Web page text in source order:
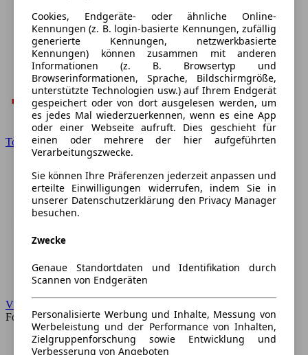
Toyota
VW
Forum
Cookies, Endgeräte- oder ähnliche Online-
Kennungen (z. B. login-basierte Kennungen, zufällig
generierte Kennungen, netzwerkbasierte
Kennungen) können zusammen mit anderen
Informationen (z. B. Browsertyp und
Browserinformationen, Sprache, Bildschirmgröße,
unterstützte Technologien usw.) auf Ihrem Endgerät
gespeichert oder von dort ausgelesen werden, um
es jedes Mal wiederzuerkennen, wenn es eine App
oder einer Webseite aufruft. Dies geschieht für
einen oder mehrere der hier aufgeführten
Verarbeitungszwecke.
Sie können Ihre Präferenzen jederzeit anpassen und
erteilte Einwilligungen widerrufen, indem Sie in
unserer Datenschutzerklärung den Privacy Manager
besuchen.
Zwecke
Genaue Standortdaten und Identifikation durch
Scannen von Endgeräten
Personalisierte Werbung und Inhalte, Messung von
Werbeleistung und der Performance von Inhalten,
Zielgruppenforschung sowie Entwicklung und
Verbesserung von Angeboten